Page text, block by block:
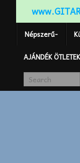
Népszerű-
AJÁNDÉK ÖTLETEK